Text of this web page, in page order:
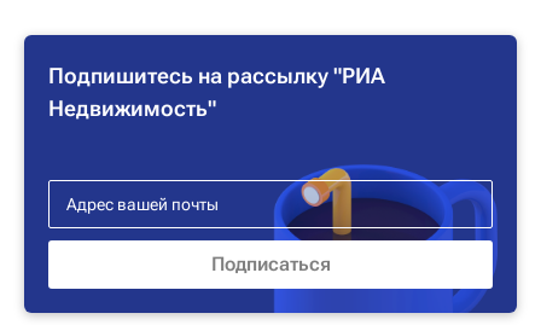
Подпишитесь на рассылку "РИА
Недвижимость"